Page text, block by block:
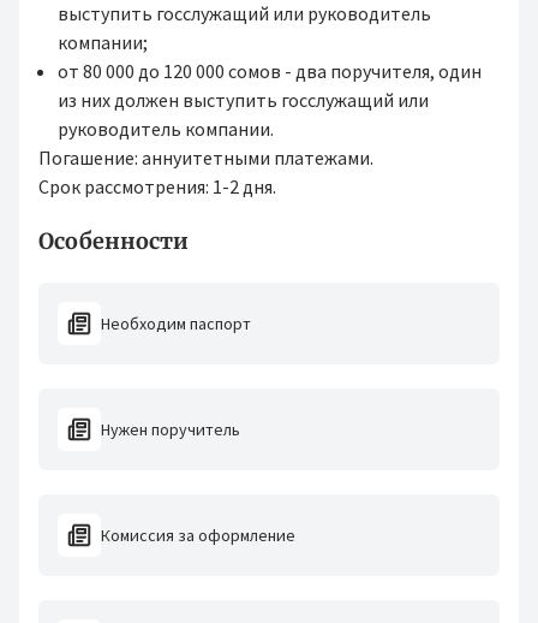
выступить госслужащий или руководитель
компании;
от 80 000 до 120 000 сомов - два поручителя, один
из них должен выступить госслужащий или
руководитель компании.
Погашение: аннуитетными платежами.
Срок рассмотрения: 1-2 дня.
Особенности
Необходим паспорт
Нужен поручитель
Комиссия за оформление